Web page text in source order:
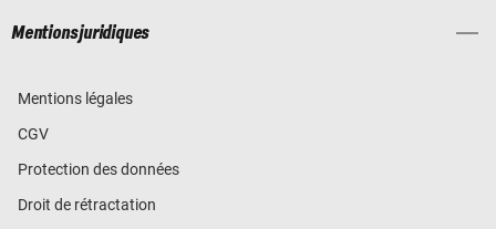
Mentions juridiques
Mentions légales
CGV
Protection des données
Droit de rétractation